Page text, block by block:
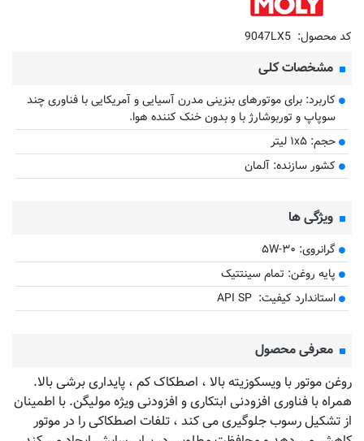
کد محصول: 9047LX5
مشخصات کلی
کاربرد: برای موتورهای بنزینی مدرن آسیایی و آمریکایی با فناوری چند
سوپاپ و توربوشارژ با و بدون خنک کننده هوا.
حجم: ۱x۵ لیتر
کشور سازنده: آلمان
ویژگی ها
گرانروی: ۵W-۳۰
پایه روغن: تمام سینتتیک
استاندارد کیفیت: API SP
معرفی محصول
روغن موتور با ویسکوزیته بالا ، اصطکاک کم ، پایداری برشی بالا.
همراه با فناوری افزودنی ابتکاری و افزودنی ویژه مولیگن. با اطمینان
از تشکیل رسوب جلوگیری می کند ، تلفات اصطکاکی را در موتور